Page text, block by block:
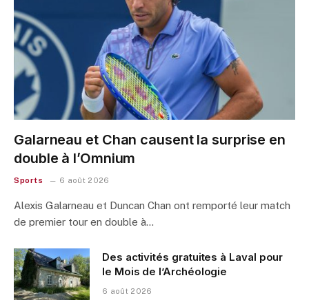
Galarneau et Chan causent la surprise en
double à l’Omnium
Sports 6 août 2026
Alexis Galarneau et Duncan Chan ont remporté leur match
de premier tour en double à…
Des activités gratuites à Laval pour
le Mois de l’Archéologie
6 août 2026